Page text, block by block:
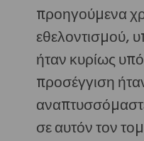
προηγούμενα
εθελοντισμού,
ήταν κυρίως
προσέγγιση
σε αυτόν τον